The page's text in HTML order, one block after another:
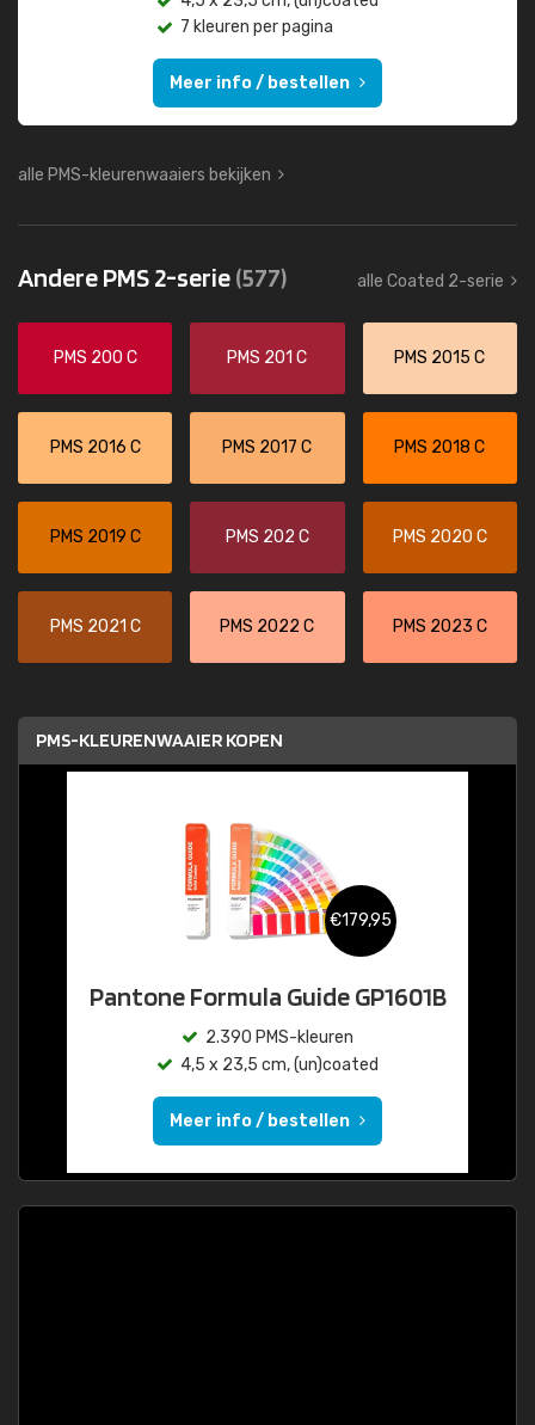
7 kleuren per pagina
Meer info / bestellen
alle PMS-kleurenwaaiers bekijken
Andere PMS 2-serie(577) alle Coated 2-serie
PMS 200 C PMS 201 C PMS 2015 C
PMS 2016 C PMS 2017 C PMS 2018 C
PMS 2019 C PMS 202 C PMS 2020 C
PMS 2021 C PMS 2022 C PMS 2023 C
PMS-KLEURENWAAIER KOPEN
€179,95
Pantone Formula Guide GP1601B
2.390 PMS-kleuren
4,5 x 23,5 cm, (un)coated
Meer info / bestellen